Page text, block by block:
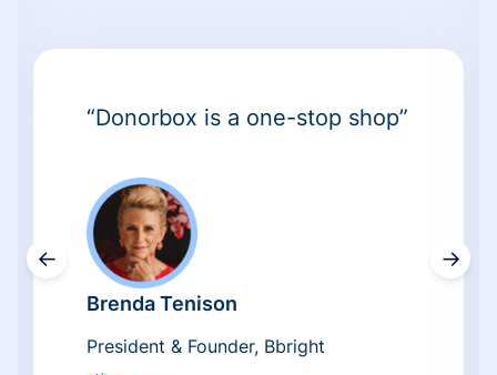
←
“Donorbox is a one-stop shop”
Brenda Tenison
President & Founder, Bbright
→